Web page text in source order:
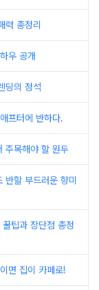
력 총정리
우 공개
딩의 정석
프터에 반하다.
주목해야 할 원두
할 부드러운 향미
팁과 장단점 총정
면 집이 카페로!